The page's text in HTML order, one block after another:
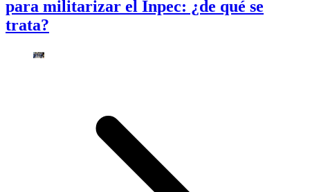
para militarizar el Inpec: ¿de qué se
trata?